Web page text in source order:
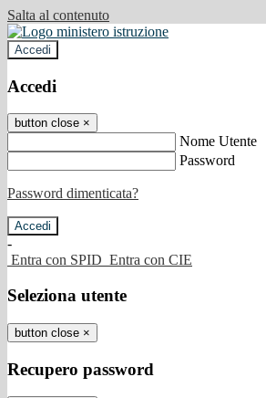
Salta al contenuto
Accedi
Accedi
button close ×
Nome Utente
Password
Password dimenticata?
-
Entra con SPID Entra con CIE
Seleziona utente
button close ×
Recupero password